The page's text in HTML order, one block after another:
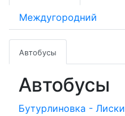
Междугородний
Автобусы
Автобусы
Бутурлиновка - Лиски